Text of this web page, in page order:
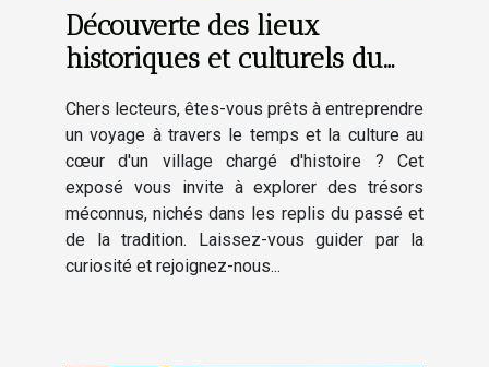
Découverte des lieux
historiques et culturels du
Chers lecteurs, êtes-vous prêts à entreprendre
un voyage à travers le temps et la culture au
cœur d'un village chargé d'histoire ? Cet
exposé vous invite à explorer des trésors
méconnus, nichés dans les replis du passé et
de la tradition. Laissez-vous guider par la
curiosité et rejoignez-nous...